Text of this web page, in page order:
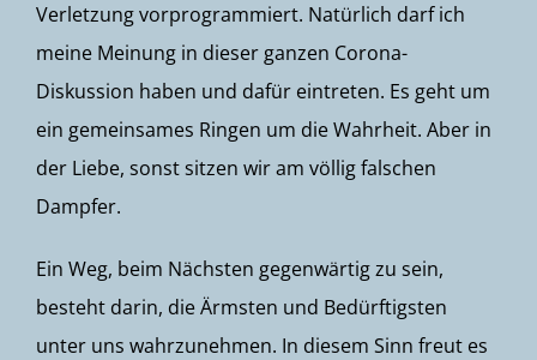
Verletzung vorprogrammiert. Natürlich darf ich
meine Meinung in dieser ganzen Corona-
Diskussion haben und dafür eintreten. Es geht um
ein gemeinsames Ringen um die Wahrheit. Aber in
der Liebe, sonst sitzen wir am völlig falschen
Dampfer.
Ein Weg, beim Nächsten gegenwärtig zu sein,
besteht darin, die Ärmsten und Bedürftigsten
unter uns wahrzunehmen. In diesem Sinn freut es